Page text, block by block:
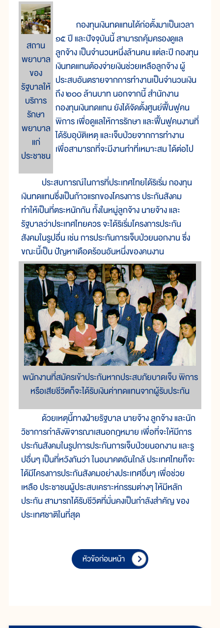
สถาน
พยาบาล
ของ
รัฐบาลให้
บริการ
รักษา
พยาบาล
แก่
ประชาชน
กองทุนเงินทดแทนได้ก่อตั้งมาเป็นเวลา
๑๕ ปี และปัจจุบันนี้ สามารถคุ้มครองดูแล
ลูกจ้าง เป็นจำนวนหนึ่งล้านคน แต่ละปี กองทุน
เงินทดแทนต้องจ่ายเงินช่วยเหลือลูกจ้าง ผู้
ประสบอันตรายจากการทำงานเป็นจำนวนเงิน
ถึง ๒๐๐ ล้านบาท นอกจากนี้ สำนักงาน
กองทุนเงินทดแทน ยังได้จัดตั้งศูนย์ฟื้นฟูคน
พิการ เพื่อดูแลให้การรักษา และฟื้นฟูคนงานที่
ได้รับอุบัติเหตุ และเจ็บป่วยจากการทำงาน
เพื่อสามารถที่จะมีงานทำที่เหมาะสม ได้ต่อไป
ประสบการณ์ในการที่ประเทศไทยได้ริเริ่ม กองทุน
เงินทดแทนซึ่งเป็นก้าวแรกของโครงการ ประกันสังคม
ทำให้เป็นที่ตระหนักกัน ทั้งในหมู่ลูกจ้าง นายจ้าง และ
รัฐบาลว่าประเทศไทยควร จะได้ริเริ่มโครงการประกัน
สังคมในรูปอื่น เช่น การประกันการเจ็บป่วยนอกงาน ซึ่ง
ขณะนี้เป็น ปัญหาเดือดร้อนอันหนึ่งของคนงาน
พนักงานที่สมัครเข้าประกันหากประสบภัยบาดเจ็บ พิการ
หรือเสียชีวิตก็จะได้รับเงินค่าทดแทนจากผู้รับประกัน
ด้วยเหตุนี้ทางฝ่ายรัฐบาล นายจ้าง ลูกจ้าง และนัก
วิชาการกำลังพิจารณาเสนอกฎหมาย เพื่อที่จะให้มีการ
ประกันสังคมในรูปการประกันการเจ็บป่วยนอกงาน และรู
ปอื่นๆ เป็นที่หวังกันว่า ในอนาคตอันใกล้ ประเทศไทยก็จะ
ได้มีโครงการประกันสังคมอย่างประเทศอื่นๆ เพื่อช่วย
เหลือ ประชาชนผู้ประสบเคราะห์กรรมต่างๆ ให้มีหลัก
ประกัน สามารถได้รับชีวิตที่มั่นคงเป็นกำลังสำคัญ ของ
ประเทศชาติในที่สุด
หัวข้อก่อนหน้า